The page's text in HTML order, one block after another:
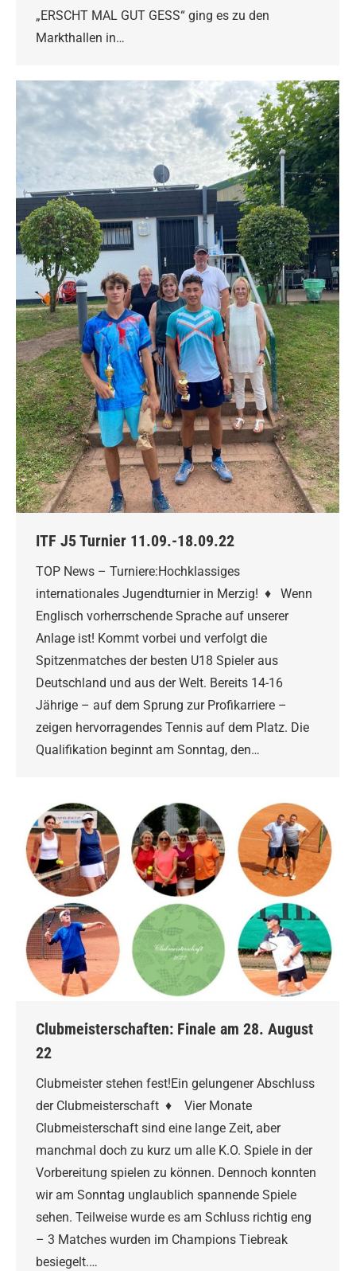
„ERSCHT MAL GUT GESS“ ging es zu den
Markthallen in…
ITF J5 Turnier 11.09.-18.09.22
TOP News – Turniere:Hochklassiges
internationales Jugendturnier in Merzig! ♦ Wenn
Englisch vorherrschende Sprache auf unserer
Anlage ist! Kommt vorbei und verfolgt die
Spitzenmatches der besten U18 Spieler aus
Deutschland und aus der Welt. Bereits 14-16
Jährige – auf dem Sprung zur Profikarriere –
zeigen hervorragendes Tennis auf dem Platz. Die
Qualifikation beginnt am Sonntag, den…
Clubmeisterschaften: Finale am 28. August
22
Clubmeister stehen fest!Ein gelungener Abschluss
der Clubmeisterschaft ♦ Vier Monate
Clubmeisterschaft sind eine lange Zeit, aber
manchmal doch zu kurz um alle K.O. Spiele in der
Vorbereitung spielen zu können. Dennoch konnten
wir am Sonntag unglaublich spannende Spiele
sehen. Teilweise wurde es am Schluss richtig eng
– 3 Matches wurden im Champions Tiebreak
besiegelt.…